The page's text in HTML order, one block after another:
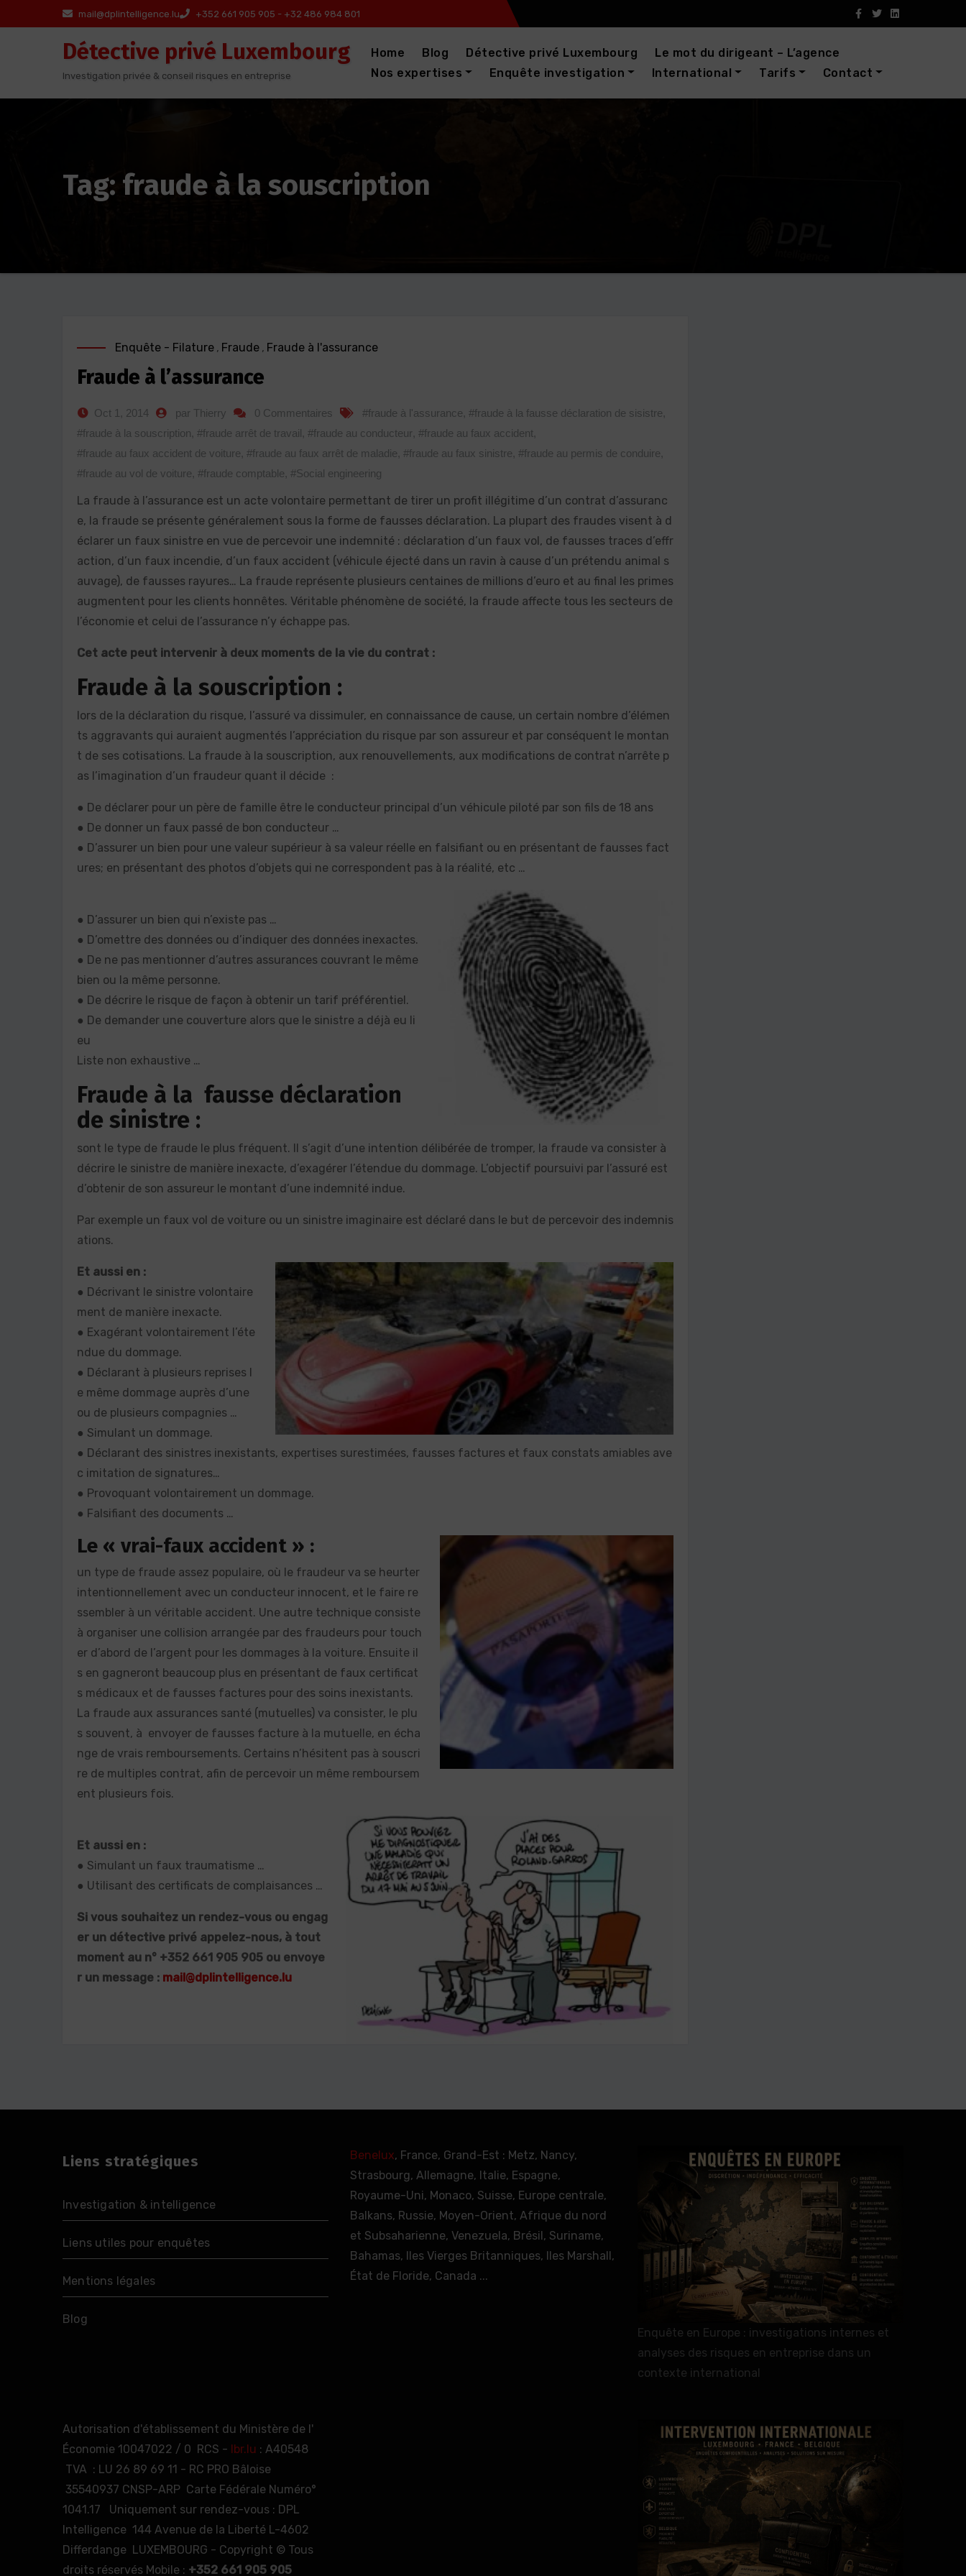
au
mail@dplintelligence.lu +352 661 905 905 - +32 486 984 801
Détective privé Luxembourg
Investigation privée & conseil risques en entreprise
Home Blog Détective privé Luxembourg
Le mot du dirigeant – L’agence
Nos expertises
Enquête investigation International Tarifs Contact
Tag: fraude à la souscription
Enquête - Filature , Fraude , Fraude à l'assurance
Fraude à l’assurance
Oct 1, 2014 par Thierry 0 Commentaires #fraude à l'assurance, #fraude à la fausse déclaration de sisistre,
#fraude à la souscription, #fraude arrêt de travail, #fraude au conducteur, #fraude au faux accident,
#fraude au faux accident de voiture, #fraude au faux arrêt de maladie, #fraude au faux sinistre, #fraude au permis de conduire,
#fraude au vol de voiture, #fraude comptable, #Social engineering
La fraude à l’assurance est un acte volontaire permettant de tirer un profit illégitime d’un contrat d’assuranc
e, la fraude se présente généralement sous la forme de fausses déclaration. La plupart des fraudes visent à d
éclarer un faux sinistre en vue de percevoir une indemnité : déclaration d’un faux vol, de fausses traces d’effr
action, d’un faux incendie, d’un faux accident (véhicule éjecté dans un ravin à cause d’un prétendu animal s
auvage), de fausses rayures… La fraude représente plusieurs centaines de millions d’euro et au final les primes
augmentent pour les clients honnêtes. Véritable phénomène de société, la fraude affecte tous les secteurs de
l’économie et celui de l’assurance n’y échappe pas.
Cet acte peut intervenir à deux moments de la vie du contrat :
Fraude à la souscription :
lors de la déclaration du risque, l’assuré va dissimuler, en connaissance de cause, un certain nombre d’élémen
ts aggravants qui auraient augmentés l’appréciation du risque par son assureur et par conséquent le montan
t de ses cotisations. La fraude à la souscription, aux renouvellements, aux modifications de contrat n’arrête p
as l’imagination d’un fraudeur quant il décide :
● De déclarer pour un père de famille être le conducteur principal d’un véhicule piloté par son fils de 18 ans
● De donner un faux passé de bon conducteur …
● D’assurer un bien pour une valeur supérieur à sa valeur réelle en falsifiant ou en présentant de fausses fact
ures; en présentant des photos d’objets qui ne correspondent pas à la réalité, etc …
● D’assurer un bien qui n’existe pas …
● D’omettre des données ou d’indiquer des données inexactes.
● De ne pas mentionner d’autres assurances couvrant le même
bien ou la même personne.
● De décrire le risque de façon à obtenir un tarif préférentiel.
● De demander une couverture alors que le sinistre a déjà eu li
eu
Liste non exhaustive …
Fraude à la fausse déclaration
de sinistre :
sont le type de fraude le plus fréquent. Il s’agit d’une intention délibérée de tromper, la fraude va consister à
décrire le sinistre de manière inexacte, d’exagérer l’étendue du dommage. L’objectif poursuivi par l’assuré est
d’obtenir de son assureur le montant d’une indemnité indue.
Par exemple un faux vol de voiture ou un sinistre imaginaire est déclaré dans le but de percevoir des indemnis
ations.
Et aussi en :
● Décrivant le sinistre volontaire
ment de manière inexacte.
● Exagérant volontairement l’éte
ndue du dommage.
● Déclarant à plusieurs reprises l
e même dommage auprès d’une
ou de plusieurs compagnies …
● Simulant un dommage.
● Déclarant des sinistres inexistants, expertises surestimées, fausses factures et faux constats amiables ave
c imitation de signatures…
● Provoquant volontairement un dommage.
● Falsifiant des documents …
Le « vrai-faux accident » :
un type de fraude assez populaire, où le fraudeur va se heurter
intentionnellement avec un conducteur innocent, et le faire re
ssembler à un véritable accident. Une autre technique consiste
à organiser une collision arrangée par des fraudeurs pour touch
er d’abord de l’argent pour les dommages à la voiture. Ensuite il
s en gagneront beaucoup plus en présentant de faux certificat
s médicaux et de fausses factures pour des soins inexistants.
La fraude aux assurances santé (mutuelles) va consister, le plu
s souvent, à envoyer de fausses facture à la mutuelle, en écha
nge de vrais remboursements. Certains n’hésitent pas à souscri
re de multiples contrat, afin de percevoir un même remboursem
ent plusieurs fois.
Et aussi en :
● Simulant un faux traumatisme …
● Utilisant des certificats de complaisances …
Si vous souhaitez un rendez-vous ou engag
er un détective privé appelez-nous, à tout
moment au n° +352 661 905 905 ou envoye
r un message : mail@dplintelligence.lu
Liens stratégiques
Investigation & intelligence
Liens utiles pour enquêtes
Mentions légales
Blog
Benelux, France, Grand-Est : Metz, Nancy,
Strasbourg, Allemagne, Italie, Espagne,
Royaume-Uni, Monaco, Suisse, Europe centrale,
Balkans, Russie, Moyen-Orient, Afrique du nord
et Subsaharienne, Venezuela, Brésil, Suriname,
Bahamas, Iles Vierges Britanniques, Iles Marshall,
État de Floride, Canada ...
Enquête en Europe : investigations internes et
analyses des risques en entreprise dans un
contexte international
Autorisation d'établissement du Ministère de l'
Économie 10047022 / 0 RCS - lbr.lu : A40548
TVA : LU 26 89 69 11 - RC PRO Bâloise
35540937 CNSP-ARP Carte Fédérale Numéro°
1041.17 Uniquement sur rendez-vous : DPL
Intelligence 144 Avenue de la Liberté L-4602
Differdange LUXEMBOURG - Copyright © Tous
droits réservés Mobile : +352 661 905 905